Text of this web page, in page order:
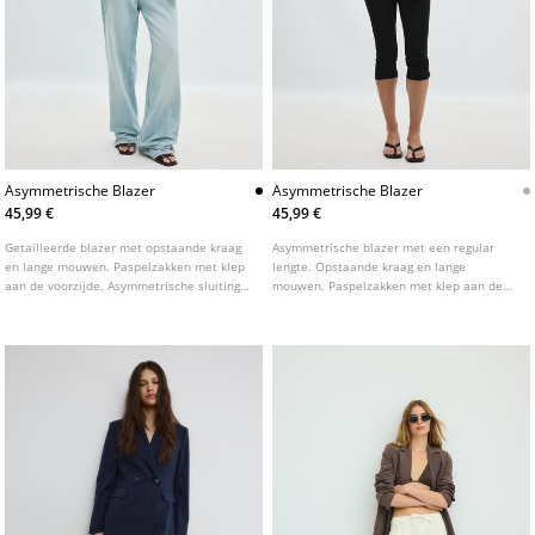
Asymmetrische Blazer
45,99 €
Getailleerde blazer met opstaande kraag
en lange mouwen. Paspelzakken met klep
aan de voorzijde. Asymmetrische sluiting
Asymmetrische Blazer
45,99 €
Asymmetrische blazer met een regular
lengte. Opstaande kraag en lange
mouwen. Paspelzakken met klep aan de